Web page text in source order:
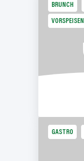
BRUNCH
VORSPEISEN
GASTRO